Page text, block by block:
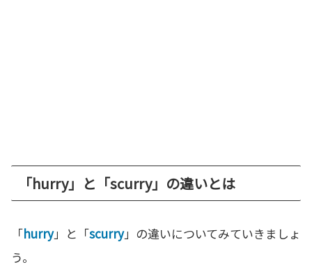
「hurry」と「scurry」の違いとは
「hurry」と「scurry」の違いについてみていきましょ
う。